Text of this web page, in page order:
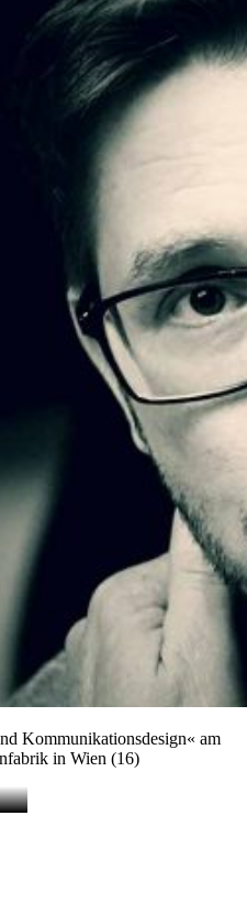
Kommunikationsdesign« am
in Wien (16)